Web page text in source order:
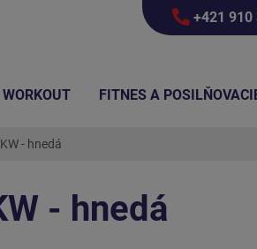
+421 910
- hnedá
- hnedá
FITNES A